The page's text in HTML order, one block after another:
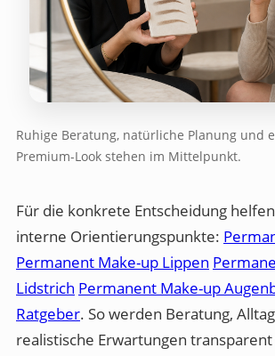
Ruhige Beratung, natürliche Planung und
Premium-Look stehen im Mittelpunkt.
Für die konkrete Entscheidung
interne Orientierungspunkte:
Permanent Make-up Lippen
Lidstrich Permanent Make-up
Ratgeber. So werden Beratung,
realistische Erwartungen